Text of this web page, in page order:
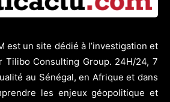
est un site dédié à l’investigation et
Tilibo Consulting Group. 24H/24, 7
au Sénégal, en Afrique et dans
les enjeux géopolitique et